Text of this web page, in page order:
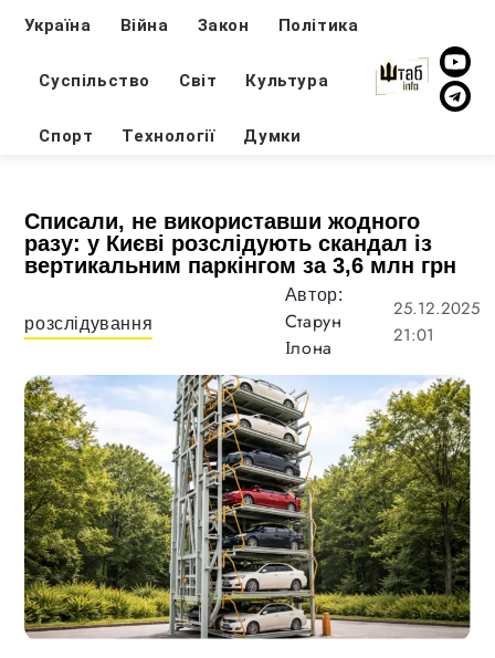
Україна Війна Закон Політика
Суспільство Світ Культура
Спорт Технології Думки
Списали, не використавши жодного
разу: у Києві розслідують скандал із
вертикальним паркінгом за 3,6 млн грн
розслідування
Автор:
Старун
Ілона
25.12.2025
21:01